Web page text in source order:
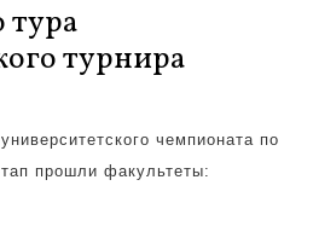
тура
турнира
чемпионата по
прошли факультеты: